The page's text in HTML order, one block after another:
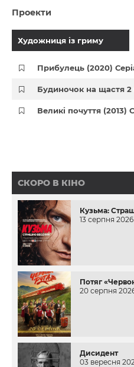
Проекти
Художниця із гриму
Прибулець (2020)
Будиночок на щастя 2
Великі почуття (2013)
СКОРО В КІНО
Кузьма:
13 серпня 2026
Потяг
20 серпня
Дисидент
03 вересня